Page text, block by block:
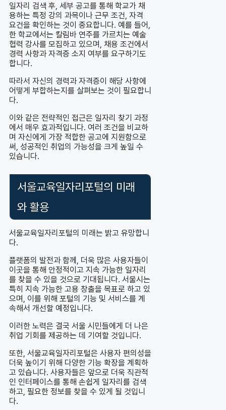
일자리 검색 후, 세부 공고를 통해 학교가 채
용하는 특정 강의 과목이나 근무 조건, 자격
요건을 확인하는 것이 중요합니다. 예를 들어,
한 학교에서는 칼림바 연주를 가르치는 예술
협력 강사를 모집하고 있으며, 채용 조건에서
경력 사항과 자격증 소지 여부를 요구하기도
합니다.
따라서 자신의 경력과 자격증이 해당 사항에
어떻게 부합하는지를 살펴보는 것이 필요합니
다.
이와 같은 전략적인 접근은 일자리 찾기 과정
에서 매우 효과적입니다. 여러 조건을 비교하
며 자신에게 가장 적합한 공고에 지원함으로
써, 성공적인 취업의 가능성을 크게 높일 수
있습니다.
서울교육일자리포털의 미래
와 활용
서울교육일자리포털의 미래는 밝고 유망합니
다.
플랫폼의 발전과 함께, 더욱 많은 사용자들이
이곳을 통해 안정적이고 지속 가능한 일자리
를 찾을 수 있을 것으로 기대됩니다. 서울시는
특히 지속 가능한 고용 창출을 목표로 하고 있
으며, 이를 위해 포털의 기능 및 서비스를 계
속해서 개선할 예정입니다.
이러한 노력은 결국 서울 시민들에게 더 나은
취업 기회를 제공하는 데 기여할 것입니다.
또한, 서울교육일자리포털은 사용자 편의성을
더욱 높이기 위해 다양한 기능 확장을 계획하
고 있습니다. 사용자들은 앞으로 더욱 직관적
인 인터페이스를 통해 손쉽게 일자리를 검색
하고, 필요한 정보를 찾을 수 있게 될 것입니
다.